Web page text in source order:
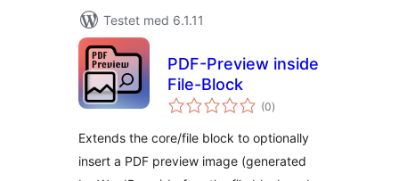
Testet med 6.1.11
PDF-Preview inside
File-Block
(0totale
vurderinger
)
Extends the core/file block to optionally
insert a PDF preview image (generated